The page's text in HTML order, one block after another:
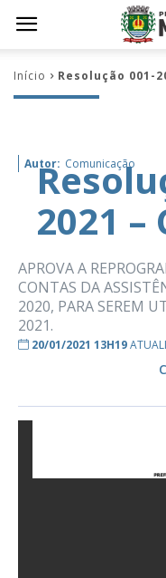
Início Resolução 001-
Autor: Comunicação
2021 –
APROVA A
CONTAS DA
2020, PARA SEREM
2021.
20/01/2021 13H19